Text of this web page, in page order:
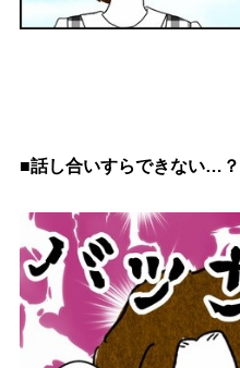
■話し合いすらできない…？